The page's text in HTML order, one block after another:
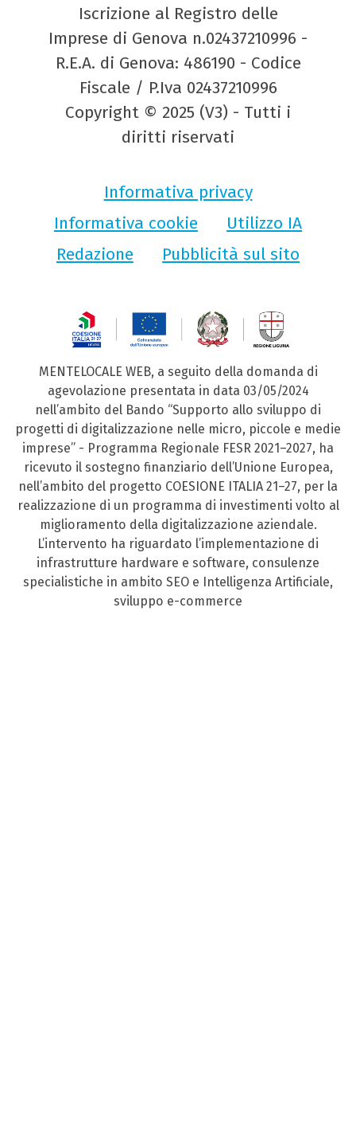
Iscrizione al Registro delle
Imprese di Genova n.02437210996 -
R.E.A. di Genova: 486190 - Codice
Fiscale / P.Iva 02437210996
Copyright © 2025 (V3) - Tutti i
diritti riservati
Informativa privacy
Informativa cookie
Utilizzo IA
Redazione
Pubblicità sul sito
MENTELOCALE WEB, a seguito della domanda di
agevolazione presentata in data 03/05/2024
nell’ambito del Bando “Supporto allo sviluppo di
progetti di digitalizzazione nelle micro, piccole e medie
imprese” - Programma Regionale FESR 2021–2027, ha
ricevuto il sostegno finanziario dell’Unione Europea,
nell’ambito del progetto COESIONE ITALIA 21–27, per la
realizzazione di un programma di investimenti volto al
miglioramento della digitalizzazione aziendale.
L’intervento ha riguardato l’implementazione di
infrastrutture hardware e software, consulenze
specialistiche in ambito SEO e Intelligenza Artificiale,
sviluppo e-commerce